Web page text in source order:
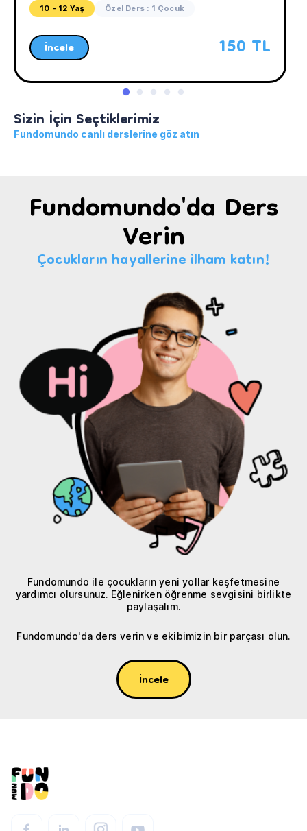
10 - 12 Yaş Özel Ders : 1 Çocuk
İncele 150 TL
Sizin İçin Seçtiklerimiz
Fundomundo canlı derslerine göz atın
Fundomundo'da Ders
Verin
Çocukların hayallerine ilham katın!
Fundomundo ile çocukların yeni yollar keşfetmesine
yardımcı olursunuz. Eğlenirken öğrenme sevgisini birlikte
paylaşalım.
Fundomundo'da ders verin ve ekibimizin bir parçası olun.
İncele